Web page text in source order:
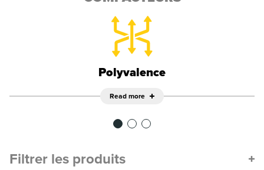
Polyvalence
Read more
Filtrer les produits